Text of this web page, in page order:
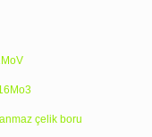
çelik boru